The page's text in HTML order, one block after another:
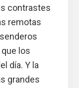
contrastes
remotas
los
día. Y la
grandes